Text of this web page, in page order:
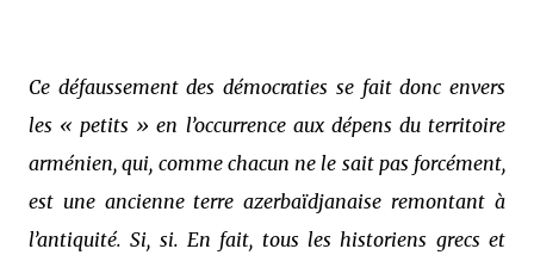
Ce défaussement des démocraties se fait donc envers
les « petits » en l’occurrence aux dépens du territoire
arménien, qui, comme chacun ne le sait pas forcément,
est une ancienne terre azerbaïdjanaise remontant à
l’antiquité. Si, si. En fait, tous les historiens grecs et